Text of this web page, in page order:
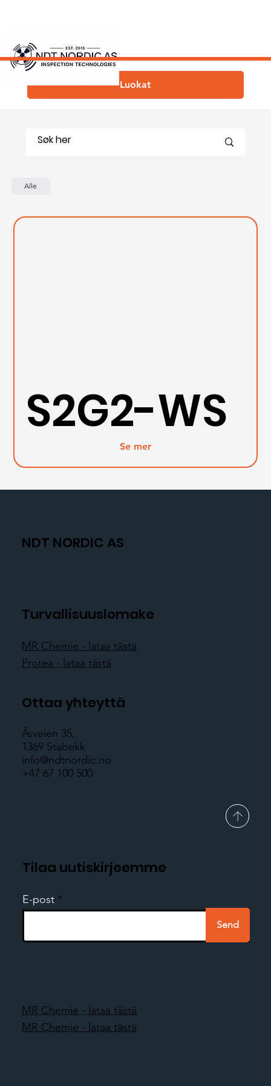
Luokat
Alle
S2G2-WS
Se mer
NDT NORDIC AS
Turvallisuuslomake
MR Chemie - lataa tästä
Protea - lataa tästä
Ottaa yhteyttä
Åsveien 35,
1369 Stabekk
info@ndtnordic.no
+47 67 100 500
Tilaa uutiskirjeemme
E-post
Send
MR Chemie - lataa tästä
MR Chemie - lataa tästä